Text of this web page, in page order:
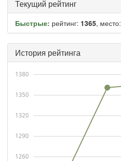
Текущий рейтинг
Быстрые: рейтинг: 1365, место:
История рейтинга
1260
1290
1320
1350
1380